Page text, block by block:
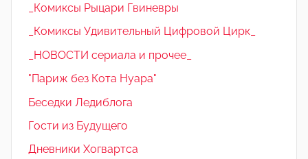
_Комиксы Рыцари Гвиневры
_Комиксы Удивительный Цифровой Цирк_
_НОВОСТИ сериала и прочее_
"Париж без Кота Нуара"
Беседки Ледиблога
Гости из Будущего
Дневники Хогвартса